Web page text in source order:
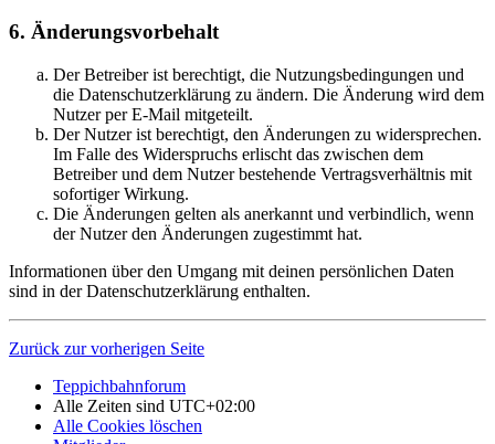
6. Änderungsvorbehalt
Der Betreiber ist berechtigt, die Nutzungsbedingungen und
die Datenschutzerklärung zu ändern. Die Änderung wird dem
Nutzer per E-Mail mitgeteilt.
Der Nutzer ist berechtigt, den Änderungen zu widersprechen.
Im Falle des Widerspruchs erlischt das zwischen dem
Betreiber und dem Nutzer bestehende Vertragsverhältnis mit
sofortiger Wirkung.
Die Änderungen gelten als anerkannt und verbindlich, wenn
der Nutzer den Änderungen zugestimmt hat.
Informationen über den Umgang mit deinen persönlichen Daten
sind in der Datenschutzerklärung enthalten.
Zurück zur vorherigen Seite
Teppichbahnforum
Alle Zeiten sind UTC+02:00
Alle Cookies löschen